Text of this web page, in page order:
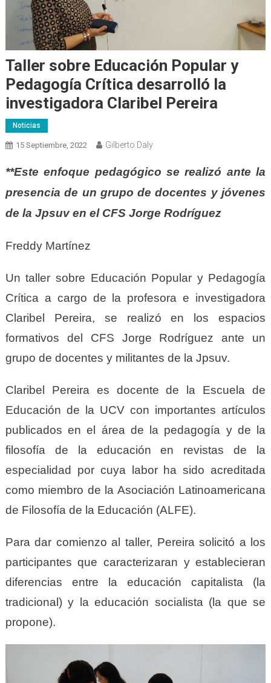
Taller sobre Educación Popular y
Pedagogía Crítica desarrolló la
investigadora Claribel Pereira
Noticias
15 Septiembre, 2022 Gilberto Daly
**Este enfoque pedagógico se realizó ante la
presencia de un grupo de docentes y jóvenes
de la Jpsuv en el CFS Jorge Rodríguez
Freddy Martínez
Un taller sobre Educación Popular y Pedagogía
Crítica a cargo de la profesora e investigadora
Claribel Pereira, se realizó en los espacios
formativos del CFS Jorge Rodríguez ante un
grupo de docentes y militantes de la Jpsuv.
Claribel Pereira es docente de la Escuela de
Educación de la UCV con importantes artículos
publicados en el área de la pedagogía y de la
filosofía de la educación en revistas de la
especialidad por cuya labor ha sido acreditada
como miembro de la Asociación Latinoamericana
de Filosofía de la Educación (ALFE).
Para dar comienzo al taller, Pereira solicitó a los
participantes que caracterizaran y establecieran
diferencias entre la educación capitalista (la
tradicional) y la educación socialista (la que se
propone).